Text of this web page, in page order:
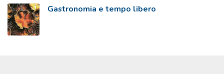
Gastronomia e tempo libero